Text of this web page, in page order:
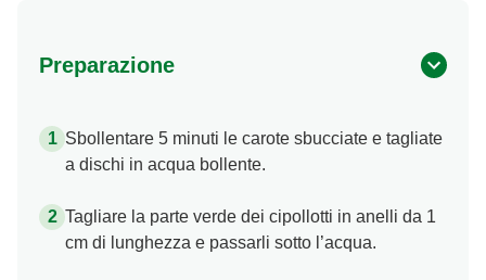
Preparazione
Sbollentare 5 minuti le carote sbucciate e tagliate
a dischi in acqua bollente.
Tagliare la parte verde dei cipollotti in anelli da 1
cm di lunghezza e passarli sotto l’acqua.